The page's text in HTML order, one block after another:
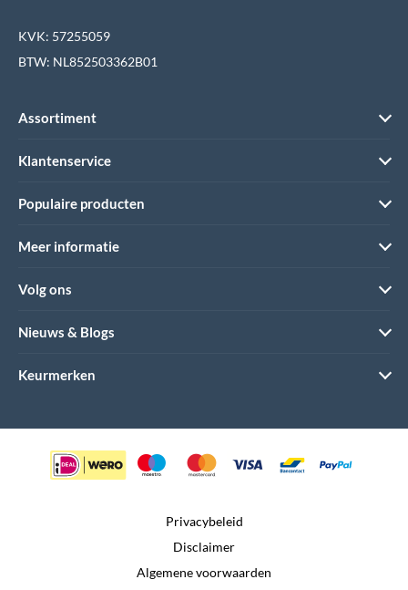
KVK: 57255059
BTW: NL852503362B01
Assortiment
Klantenservice
Populaire producten
Meer informatie
Volg ons
Nieuws & Blogs
Keurmerken
Privacybeleid
Disclaimer
Algemene voorwaarden